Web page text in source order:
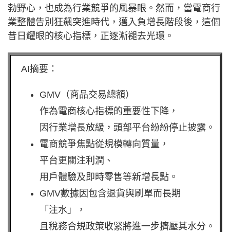
勃野心，也成為行業競爭的風暴眼。然而，當電商行
業整體告別狂飆突進時代，邁入負增長階段後，這個
昔日耀眼的核心指標，正逐漸褪去光環。
AI摘要：
GMV（商品交易總額）
作為電商核心指標的重要性下降，
因行業增長放緩，頭部平台紛紛停止披露。
電商競爭焦點從規模轉向質量，
平台更關注利潤、
用戶體驗及即時零售等新增長點。
GMV數據因包含退貨與刷單而長期
「注水」，
且稅務合規政策收緊將進一步擠壓其水分。